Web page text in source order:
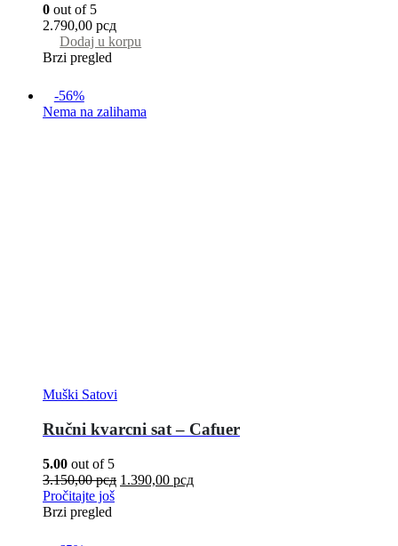
0 out of 5
2.790,00 рсд
Dodaj u korpu
Brzi pregled
-56%
Nema na zalihama
Muški Satovi
Ručni kvarcni sat – Cafuer
5.00 out of 5
3.150,00рсд 1.390,00 рсд
Pročitajte još
Brzi pregled